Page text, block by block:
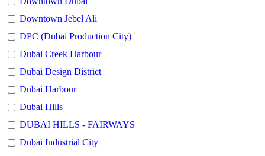
Downtown Jebel Ali
DPC (Dubai Production City)
Dubai Creek Harbour
Dubai Design District
Dubai Harbour
Dubai Hills
DUBAI HILLS - FAIRWAYS
Dubai Industrial City